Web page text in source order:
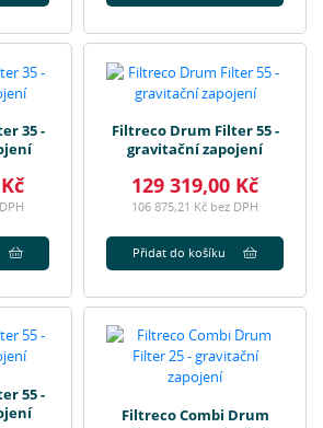
35 -
Filtreco Drum Filter 55 -
gravitační zapojení
129 319,00 Kč
106 875,21 Kč bez DPH
Přidat do košíku
55 -
Filtreco Combi Drum